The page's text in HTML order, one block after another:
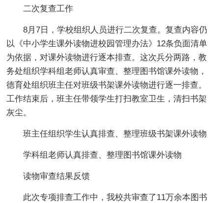
二次复查工作
8月7日，学校组织人员进行二次复查。复查内容仍
以《中小学生课外读物进校园管理办法》12条负面清单
为依据，对课外读物进行逐本排查。这次兵分两路，教
务处组织学科组老师认真审查、整理图书馆课外读物，
德育处组织班主任对班级书架课外读物进行逐一排查。
工作结束后，班主任带领学生打扫教室卫生，清扫书架
灰尘。
班主任组织学生认真排查、整理班级书架课外读物
学科组老师认真排查、整理图书馆课外读物
读物审查结果反馈
此次专项排查工作中，我校共审查了11万余本图书